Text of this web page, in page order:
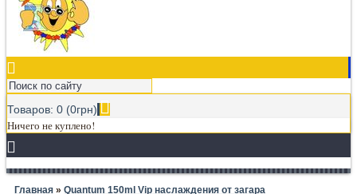
Товаров: 0 (0грн)
Ничего не куплено!
Главная » Quantum 150ml Vip наслаждения от загара